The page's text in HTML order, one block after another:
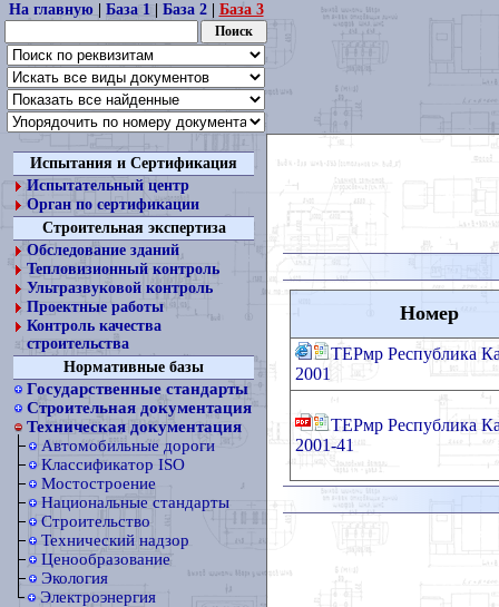
На главную| База 1| База 2| База 3
Испытания и Сертификация
Испытательный центр
Орган по сертификации
Строительная экспертиза
Обследование зданий
Тепловизионный контроль
Ультразвуковой контроль
Проектные работы
Контроль качества
строительства
Нормативные базы
Государственные стандарты
Строительная документация
Техническая документация
Автомобильные дороги
Классификатор ISO
Мостостроение
Национальные стандарты
Строительство
Технический надзор
Ценообразование
Экология
Электроэнергия
Номер
ТЕРмр Республика
2001
ТЕРмр Республика
2001-41